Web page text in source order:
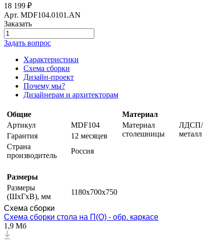
18 199 ₽
Арт. MDF104.0101.AN
Заказать
Задать вопрос
Характеристики
Схема сборки
Дизайн-проект
Почему мы?
Дизайнерам и архитекторам
Общие
Артикул
MDF104
Гарантия
12 месяцев
Страна
производитель
Россия
Размеры
Размеры
(ШxГxВ), мм
1180х700х750
Материал
Материал
столешницы
ЛДСП/
металл
Схема сборки
Схема сборки стола на П(О) - обр. каркасе
1,9 Мб